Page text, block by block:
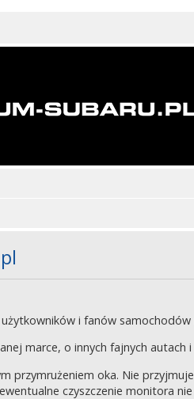
i fanów samochodów
marce, o innych fajnych
przymrużeniem oka. Nie
czyszczenie monitora